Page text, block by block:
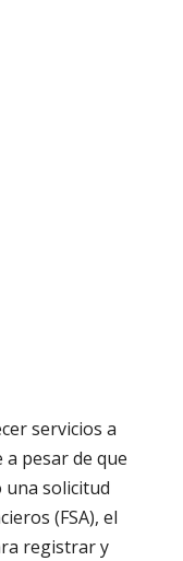
servicios a
pesar de que
una solicitud
(FSA), el
registrar y